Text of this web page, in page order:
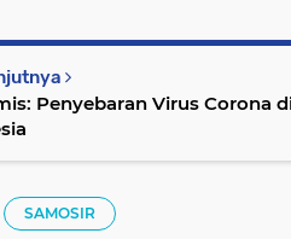
Penyebaran Virus Corona
SAMOSIR